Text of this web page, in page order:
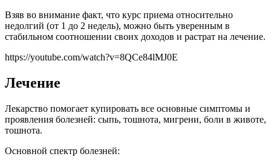
Взяв во внимание факт, что курс приема относительно
недолгий (от 1 до 2 недель), можно быть уверенным в
стабильном соотношении своих доходов и растрат на лечение.
https://youtube.com/watch?v=8QCe84lMJ0E
Лечение
Лекарство помогает купировать все основные симптомы и
проявления болезней: сыпь, тошнота, мигрени, боли в животе,
тошнота.
Основной спектр болезней: